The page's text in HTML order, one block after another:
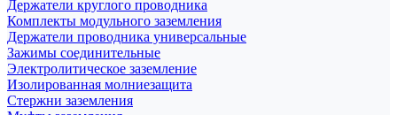
Держатели круглого проводника
Комплекты модульного заземления
Держатели проводника универсальные
Зажимы соединительные
Электролитическое заземление
Изолированная молниезащита
Стержни заземления